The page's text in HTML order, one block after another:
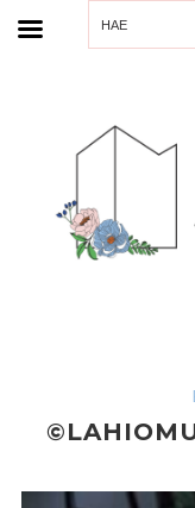
SEARCH